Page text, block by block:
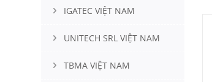
IGATEC VIỆT NAM
UNITECH SRL VIỆT NAM
TBMA VIỆT NAM